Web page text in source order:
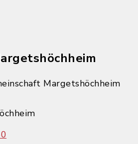
Margetshöchheim